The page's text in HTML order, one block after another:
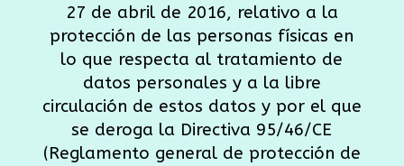
27 de abril de 2016, relativo a la
protección de las personas físicas en
lo que respecta al tratamiento de
datos personales y a la libre
circulación de estos datos y por el que
se deroga la Directiva 95/46/CE
(Reglamento general de protección de